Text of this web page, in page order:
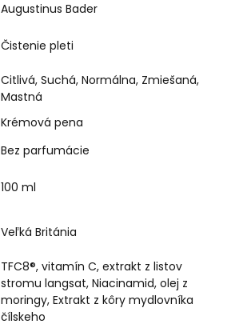
Augustinus Bader
Čistenie pleti
Citlivá, Suchá, Normálna, Zmiešaná,
Mastná
Krémová pena
Bez parfumácie
100 ml
Veľká Británia
TFC8®, vitamín C, extrakt z listov
stromu langsat, Niacinamid, olej z
moringy, Extrakt z kôry mydlovníka
čílskeho